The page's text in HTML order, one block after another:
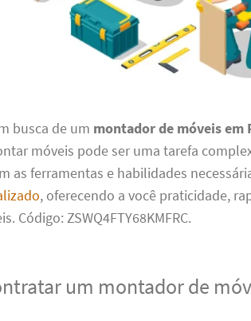
busca de um montador de móveis em
móveis pode ser uma tarefa
as ferramentas e habilidades
, oferecendo a você praticidade,
Código: ZSWQ4FTY68KMFRC.
um montador de